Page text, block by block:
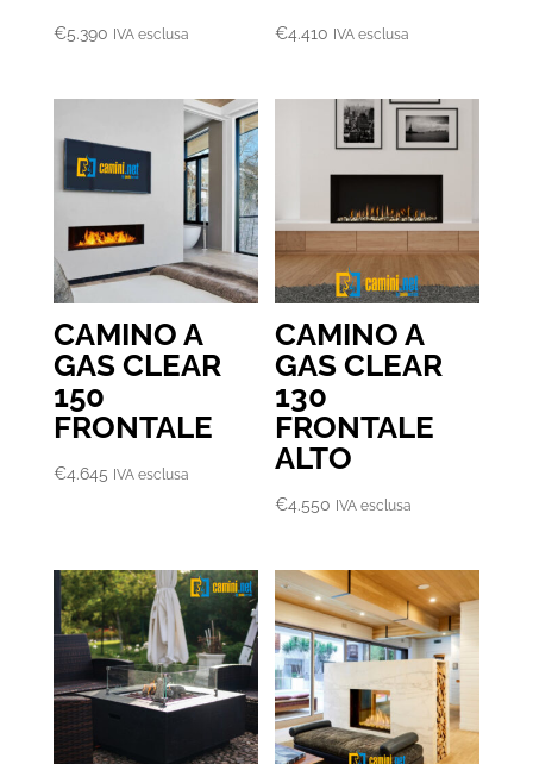
€5.390 IVA esclusa €4.410 IVA esclusa
CAMINO A
GAS CLEAR
150
FRONTALE
€4.645 IVA esclusa
CAMINO A
GAS CLEAR
130
FRONTALE
ALTO
€4.550 IVA esclusa